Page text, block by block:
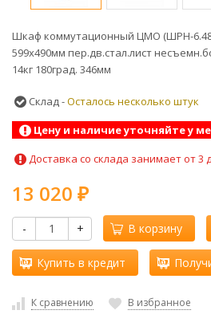
Шкаф коммутационный ЦМО (ШРН-
599x490мм пер.дв.стал.лист
14кг 180град. 346мм
Склад -Осталось несколько штук
Цену и наличие уточняйте у
Доставка со склада занимает от 3
13 020 ₽
- + В корзину
Купить в кредит
К сравнению В избранное